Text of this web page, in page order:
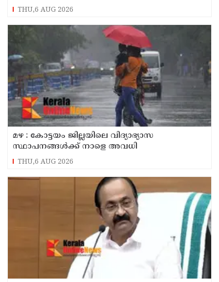
THU,6 AUG 2026
മഴ : കോട്ടയം ജില്ലയിലെ വിദ്യാഭ്യാസ
സ്ഥാപനങ്ങൾക്ക് നാളെ അവധി
THU,6 AUG 2026